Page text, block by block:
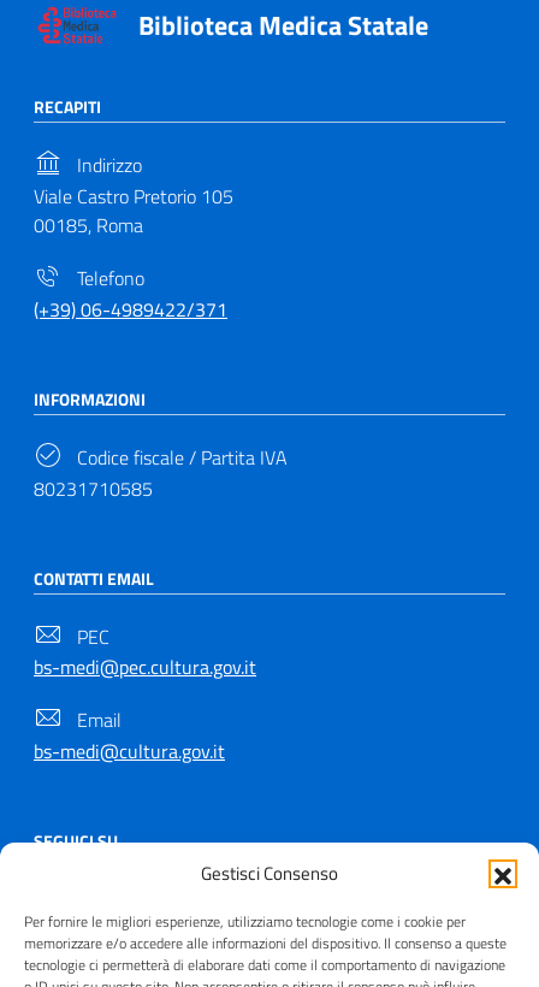
Gestisci Consenso
Per fornire le migliori esperienze, utilizziamo tecnologie come i cookie per
memorizzare e/o accedere alle informazioni del dispositivo. Il consenso a queste
tecnologie ci permetterà di elaborare dati come il comportamento di navigazione
Biblioteca Medica Statale
RECAPITI
Indirizzo
Viale Castro Pretorio 105
00185, Roma
Telefono
(+39) 06-4989422/371
INFORMAZIONI
Codice fiscale / Partita IVA
80231710585
CONTATTI EMAIL
PEC
bs-medi@pec.cultura.gov.it
Email
bs-medi@cultura.gov.it
SEGUICI SU
Copyright © 2021 - 2026